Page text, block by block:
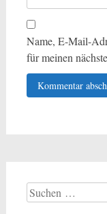
Name, E-Mail-
für meinen
Suchen
nach: